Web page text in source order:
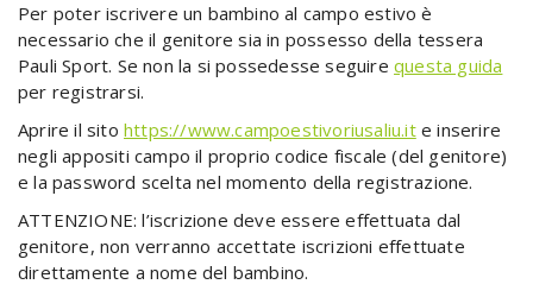
Per poter iscrivere un bambino al campo estivo è
necessario che il genitore sia in possesso della tessera
Pauli Sport. Se non la si possedesse seguirequesta guida
per registrarsi.
Aprire il sito https://www.campoestivoriusaliu.ite inserire
negli appositi campo il proprio codice fiscale (del genitore)
e la password scelta nel momento della registrazione.
ATTENZIONE: l’iscrizione deve essere effettuata dal
genitore, non verranno accettate iscrizioni effettuate
direttamente a nome del bambino.